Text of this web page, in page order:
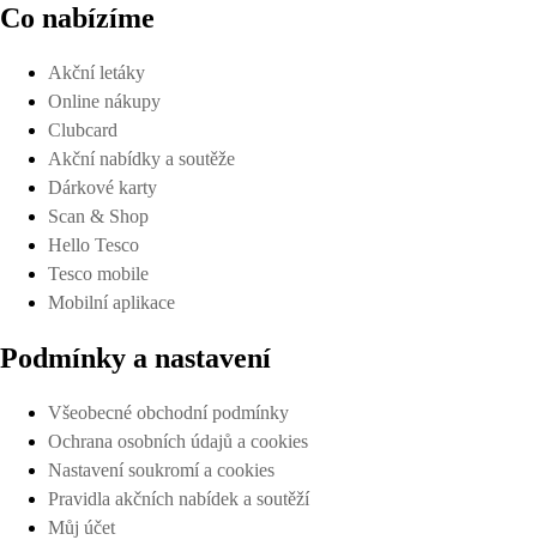
Co nabízíme
Akční letáky
Online nákupy
Clubcard
Akční nabídky a soutěže
Dárkové karty
Scan & Shop
Hello Tesco
Tesco mobile
Mobilní aplikace
Podmínky a nastavení
Všeobecné obchodní podmínky
Ochrana osobních údajů a cookies
Nastavení soukromí a cookies
Pravidla akčních nabídek a soutěží
Můj účet